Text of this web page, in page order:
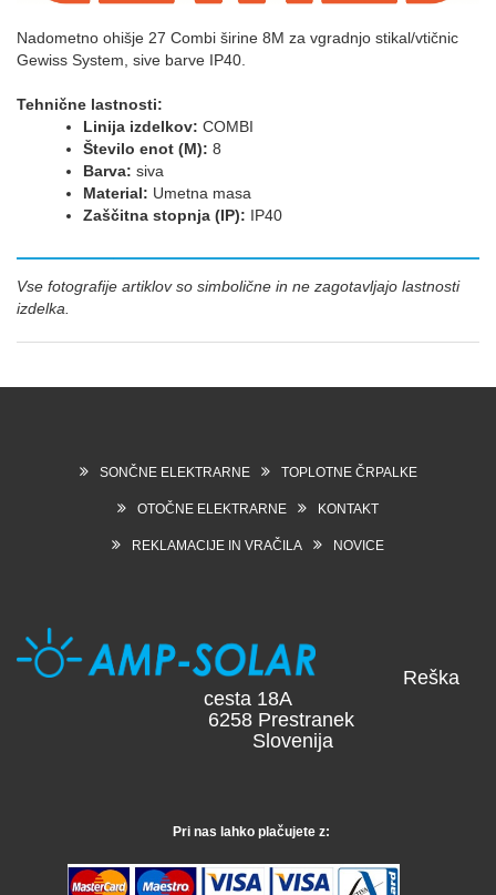
Nadometno ohišje 27 Combi širine 8M za vgradnjo stikal/vtičnic
Gewiss System, sive barve IP40.
Tehnične lastnosti:
Linija izdelkov: COMBI
Število enot (M): 8
Barva: siva
Material: Umetna masa
Zaščitna stopnja (IP): IP40
Vse fotografije artiklov so simbolične in ne zagotavljajo lastnosti
izdelka.
SONČNE ELEKTRARNE TOPLOTNE ČRPALKE
OTOČNE ELEKTRARNE KONTAKT
REKLAMACIJE IN VRAČILA NOVICE
Reška
cesta 18A
6258 Prestranek
Slovenija
Pri nas lahko plačujete z: